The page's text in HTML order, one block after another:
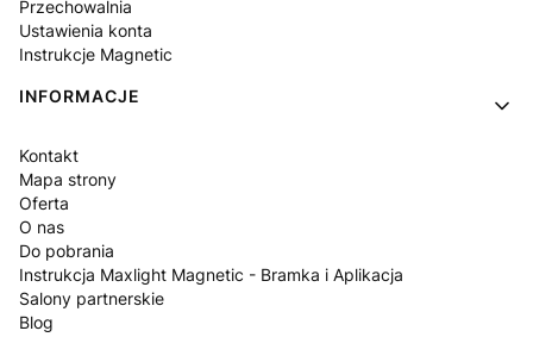
Przechowalnia
Ustawienia konta
Instrukcje Magnetic
INFORMACJE
Kontakt
Mapa strony
Oferta
O nas
Do pobrania
Instrukcja Maxlight Magnetic - Bramka i Aplikacja
Salony partnerskie
Blog